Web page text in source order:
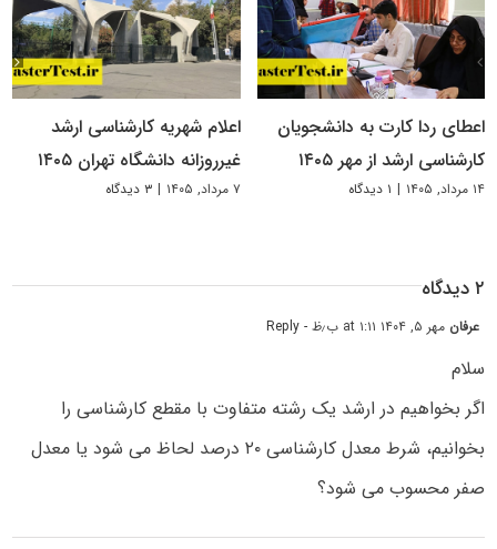
اعطای ردا کارت به دانشجویان
کارشناسی ارشد از مهر ۱۴۰۵
۱۴ مرداد, ۱۴۰۵ | ۱ دیدگاه
اعلام شهریه کارشناسی ارشد
غیرروزانه دانشگاه تهران ۱۴۰۵
۷ مرداد, ۱۴۰۵ | ۳ دیدگاه
۲ دیدگاه
عرفان مهر ۵, ۱۴۰۴ at ۱:۱۱ ب٫ظ - Reply
سلام
اگر بخواهیم در ارشد یک رشته متفاوت با مقطع کارشناسی را
بخوانیم، شرط معدل کارشناسی ۲۰ درصد لحاظ می شود یا معدل
صفر محسوب می شود؟